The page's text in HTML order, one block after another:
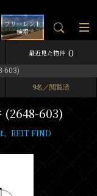
フリーレント
検索
最近見た物件 0
603)
9名／閲覧済
(2648-603)
、REIT FIND